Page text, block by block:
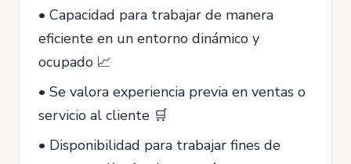
• Capacidad para trabajar de manera
eficiente en un entorno dinámico y
ocupado 📈
• Se valora experiencia previa en ventas o
servicio al cliente 🛒
• Disponibilidad para trabajar fines de